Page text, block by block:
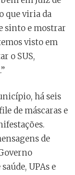
que viria da
sinto e mostrar
visto em
o SUS,
há seis
de máscaras e
de
UPAs e